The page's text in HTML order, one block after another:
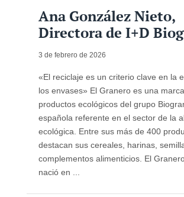
Ana González Nieto,
Directora de I+D
3 de febrero de 2026
«El reciclaje es un criterio clave en la
los envases» El Granero es una
productos ecológicos del grupo
española referente en el sector de la
ecológica. Entre sus más de 400
destacan sus cereales, harinas,
complementos alimenticios. El
nació en ...